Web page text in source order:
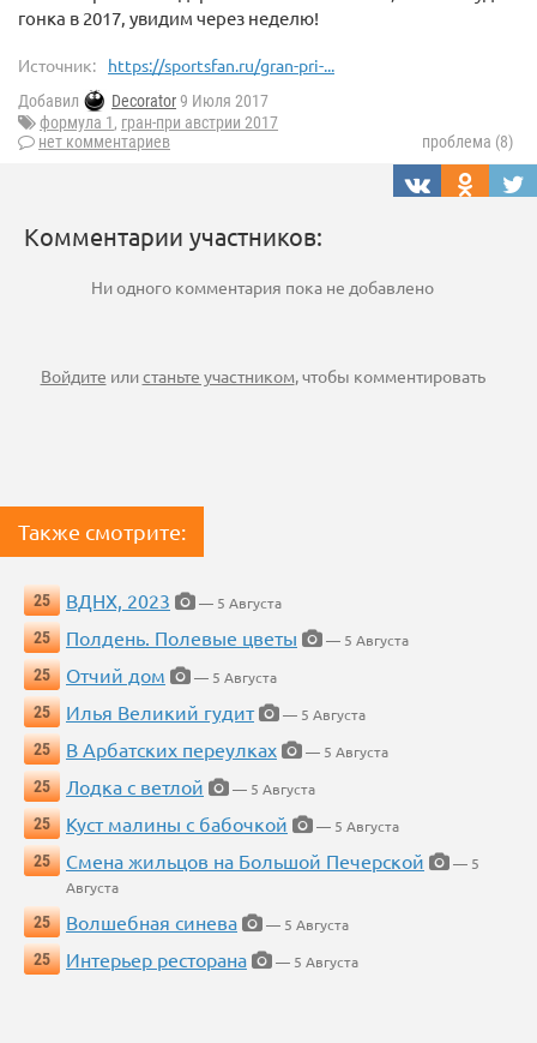
гонка в 2017, увидим через неделю!
Источник: https://sportsfan.ru/gran-pri-...
Добавил Decorator9 Июля 2017
формула 1, гран-при австрии 2017
нет комментариев
проблема (8)
Комментарии участников:
Ни одного комментария пока не добавлено
Войдите илистаньте участником , чтобы комментировать
Также смотрите:
25 ВДНХ, 2023
— 5 Августа
25
Полдень. Полевые цветы
— 5 Августа
25
Отчий дом
— 5 Августа
25
Илья Великий гудит
— 5 Августа
25
В Арбатских переулках
— 5 Августа
25
Лодка с ветлой
— 5 Августа
25
Куст малины с бабочкой
— 5 Августа
25
Смена жильцов на Большой Печерской
— 5
Августа
25
Волшебная синева
— 5 Августа
25
Интерьер ресторана — 5 Августа